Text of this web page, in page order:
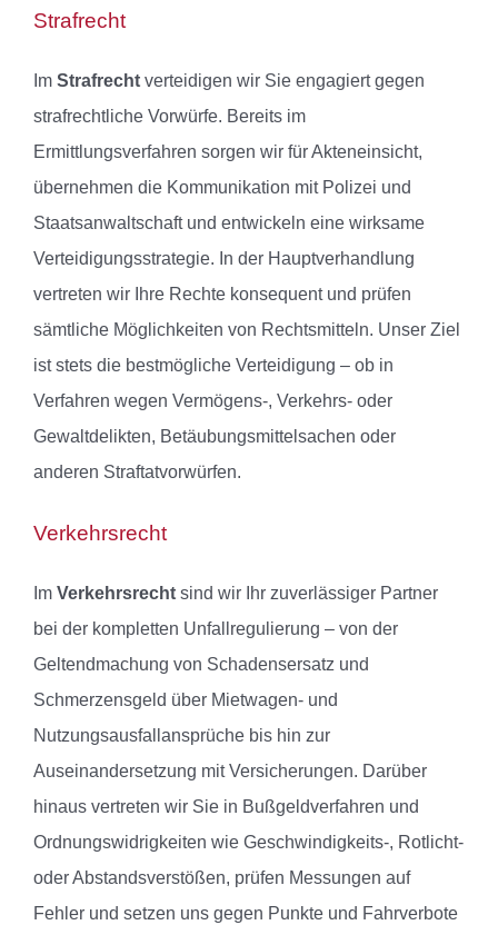
Strafrecht
Im Strafrecht verteidigen wir Sie engagiert gegen
strafrechtliche Vorwürfe. Bereits im
Ermittlungsverfahren sorgen wir für Akteneinsicht,
übernehmen die Kommunikation mit Polizei und
Staatsanwaltschaft und entwickeln eine wirksame
Verteidigungsstrategie. In der Hauptverhandlung
vertreten wir Ihre Rechte konsequent und prüfen
sämtliche Möglichkeiten von Rechtsmitteln. Unser Ziel
ist stets die bestmögliche Verteidigung – ob in
Verfahren wegen Vermögens-, Verkehrs- oder
Gewaltdelikten, Betäubungsmittelsachen oder
anderen Straftatvorwürfen.
Verkehrsrecht
Im Verkehrsrecht sind wir Ihr zuverlässiger Partner
bei der kompletten Unfallregulierung – von der
Geltendmachung von Schadensersatz und
Schmerzensgeld über Mietwagen- und
Nutzungsausfallansprüche bis hin zur
Auseinandersetzung mit Versicherungen. Darüber
hinaus vertreten wir Sie in Bußgeldverfahren und
Ordnungswidrigkeiten wie Geschwindigkeits-, Rotlicht-
oder Abstandsverstößen, prüfen Messungen auf
Fehler und setzen uns gegen Punkte und Fahrverbote